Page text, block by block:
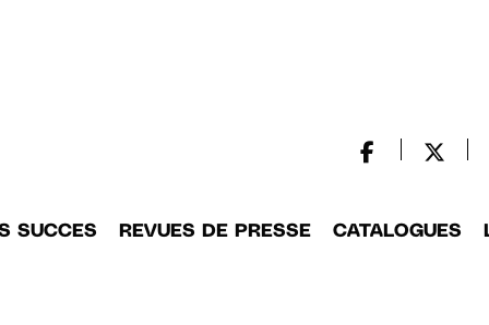
SUCCES REVUES DE PRESSE CATALOGUES